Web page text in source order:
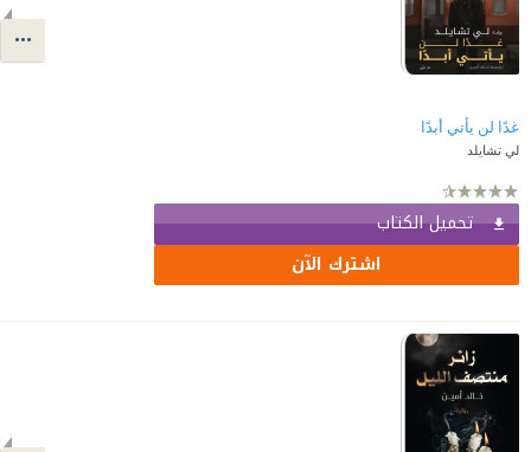
غدًا لن يأتي أبدًا
لي تشايلد
تحميل الكتاب
اشترك الآن